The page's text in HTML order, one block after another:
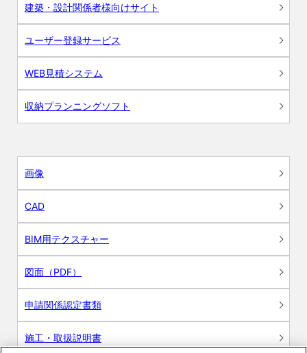
建築・設計関係者様向けサイト
ユーザー登録サービス
WEB見積システム
収納プランニングソフト
画像
CAD
BIM用テクスチャー
図面（PDF）
申請関係認定書類
施工・取扱説明書